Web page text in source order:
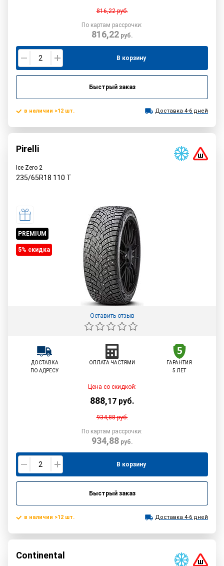
816,22руб.
По картам рассрочки:
816,22руб.
В корзину
Быстрый заказ
в наличии >12 шт. Доставка 4-6 дней
Pirelli
Ice Zero 2
235/65R18 110 T
PREMIUM
5% cкидка
Оставить отзыв
ДОСТАВКА
ПО АДРЕСУ
ОПЛАТА ЧАСТЯМИ
ГАРАНТИЯ
5 ЛЕТ
Цена со скидкой:
888,17 руб.
934,88руб.
По картам рассрочки:
934,88руб.
В корзину
Быстрый заказ
в наличии >12 шт. Доставка 4-6 дней
Continental